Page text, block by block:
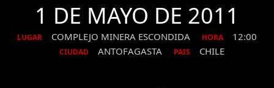
1 DE MAYO DE 2011
LUGAR COMPLEJO MINERA ESCONDIDA HORA 12:00
CIUDAD ANTOFAGASTA PAIS CHILE